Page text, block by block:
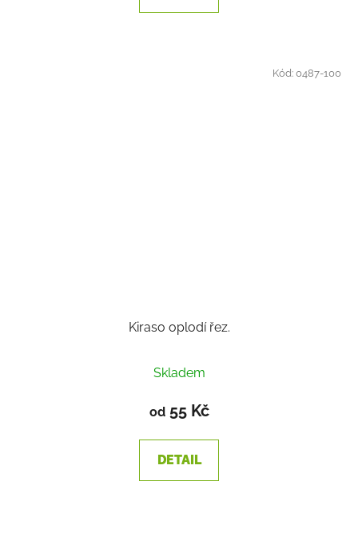
Kiraso oplodí řez.
Skladem
od55 Kč
DETAIL
Kód:0487-100